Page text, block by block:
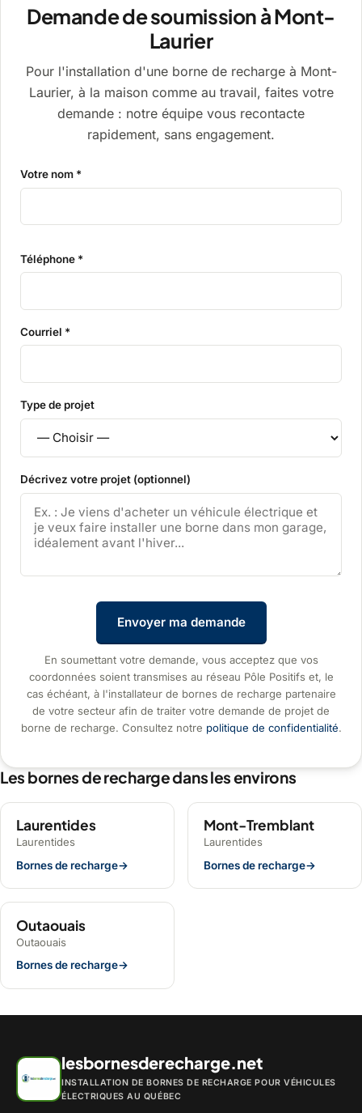
Demande de soumission à Mont-
Laurier
Pour l'installation d'une borne de recharge à Mont-
Laurier, à la maison comme au travail, faites votre
demande : notre équipe vous recontacte
rapidement, sans engagement.
Votre nom *
Téléphone *
Courriel *
Type de projet
Décrivez votre projet (optionnel)
Envoyer ma demande
En soumettant votre demande, vous acceptez que vos
coordonnées soient transmises au réseau Pôle Positifs et, le
cas échéant, à l'installateur de bornes de recharge partenaire
de votre secteur afin de traiter votre demande de projet de
borne de recharge. Consultez notre politique de confidentialité.
Les bornes de recharge dans les environs
Laurentides
Laurentides
Bornes de recharge→
Mont-Tremblant
Laurentides
Bornes de recharge→
Outaouais
Outaouais
Bornes de recharge→
lesbornesderecharge.net
INSTALLATION DE BORNES DE RECHARGE POUR VÉHICULES
ÉLECTRIQUES AU QUÉBEC